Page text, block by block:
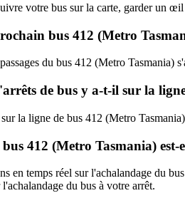
votre bus sur la carte, garder un
bus 412 (Metro
du bus 412 (Metro Tasmania)
de bus y a-t-il sur la
la ligne de bus 412 (Metro
412 (Metro Tasmania) est-
en temps réel sur l'achalandage du
du bus à votre arrêt.